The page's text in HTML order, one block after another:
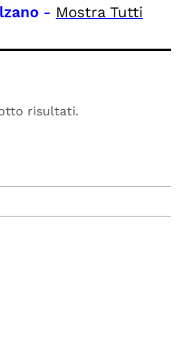
- Mostra Tutti
risultati.